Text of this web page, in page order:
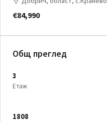
€84,990
Общ преглед
3
Етаж
1808